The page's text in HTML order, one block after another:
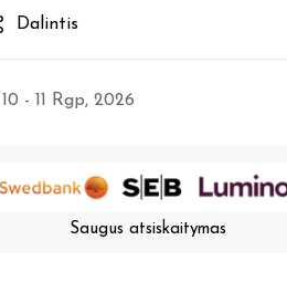
Dalintis
10 - 11 Rgp, 2026
Saugus atsiskaitymas